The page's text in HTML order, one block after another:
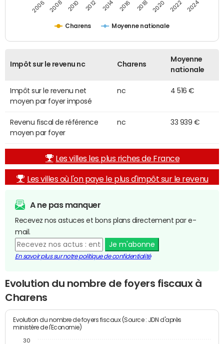
Charens Moyenne nationale
2006 2008 2010 2012 2014 2016 2018 2020 2022 2024
Impôt sur le revenu nc Charens
Moyenne
nationale
Impôt sur le revenu net
moyen par foyer imposé
nc 4 516 €
Revenu fiscal de référence
moyen par foyer
nc 33 939 €
Les villes les plus riches de France
Les villes où l'on paye le plus d'impôt sur le revenu
A ne pas manquer
Recevez nos astuces et bons plans directement par e-
mail.
Je m'abonne
En savoir plus sur notre politique de confidentialité
Evolution du nombre de foyers fiscaux à
Charens
Evolution du nombre de foyers fiscaux (Source : JDN d'après
ministère de l'Economie)
30